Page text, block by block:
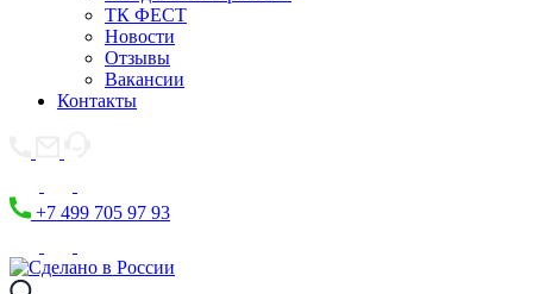
ТК ФЕСТ
Новости
Отзывы
Вакансии
Контакты
+7 499 705 97 93